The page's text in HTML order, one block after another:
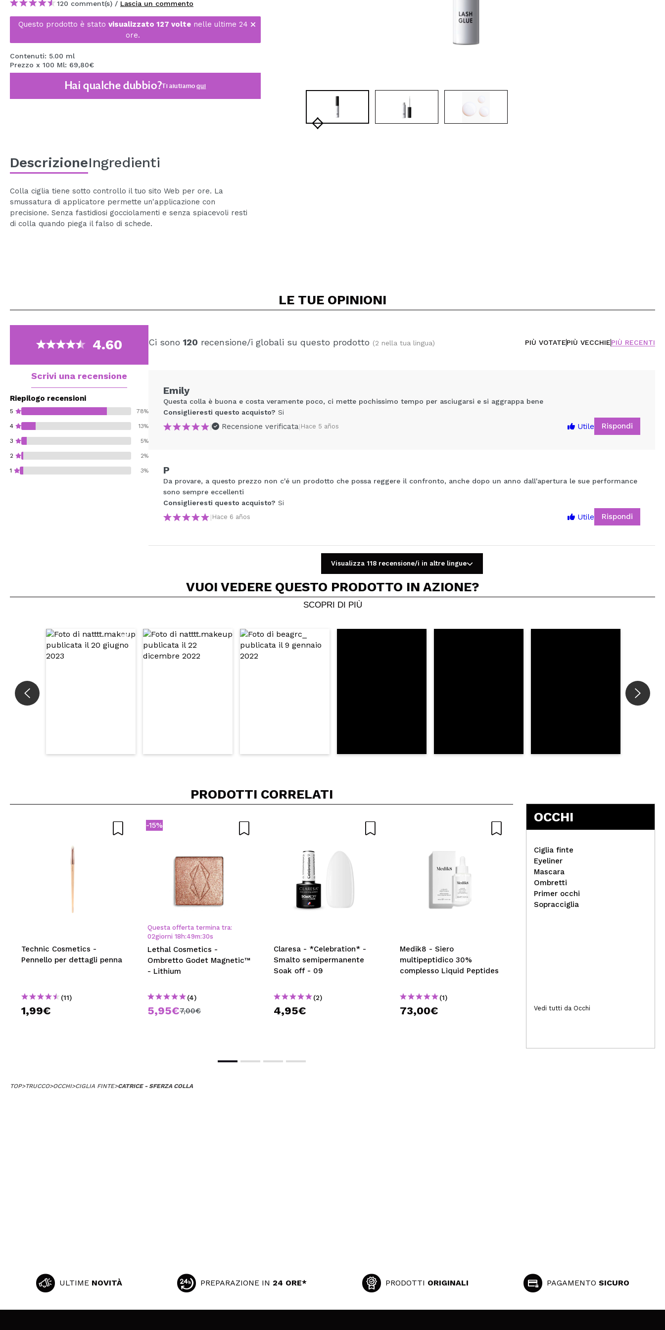
KOREA ZONE
TRAVEL SIZE
NATURE
SPECIALE
PROSSIMAMENTE
CREARE UN ACCOUNT
120 comment(s) / Lascia un commento
Questo prodotto è stato visualizzato 127 voltenelle ultime 24
ore.
Contenuti: 5.00 ml
Prezzo x 100 Ml: 69,80€
Hai qualche dubbio?Ti aiutiamoqui
DescrizioneIngredienti
Colla ciglia tiene sotto controllo il tuo sito Web per ore. La
smussatura di applicatore permette un'applicazione con
precisione. Senza fastidiosi gocciolamenti e senza spiacevoli resti
di colla quando piega il falso di schede.
LE TUE OPINIONI
4.60
Scrivi una recensione
Riepilogo recensioni
5 78%
4 13%
3 5%
2 2%
1 3%
Ci sono 120 recensione/i globali su questo prodotto (2 nella tua lingua) PIÙ VOTATEPIÙ VECCHIEPIÙ RECENTI
Condividi un video o una foto
Emily
Questa colla è buona e costa veramente poco, ci mette pochissimo tempo per asciugarsi e si aggrappa bene
Consiglieresti questo acquisto? Si
|
Recensione verificata| Hace 5 años Utile Rispondi
P
Da provare, a questo prezzo non c'é un prodotto che possa reggere il confronto, anche dopo un anno dall'apertura le sue performance
sono sempre eccellenti
Consiglieresti questo acquisto? Si
| Hace 6 años Utile Rispondi
Visualizza 118 recensione/i in altre lingue
VUOI VEDERE QUESTO PRODOTTO IN AZIONE?
SCOPRI DI PIÙ
PRODOTTI CORRELATI
Technic Cosmetics -
Pennello per dettagli penna
(11)
1,99€
-15%
Questa offerta termina tra:
02giorni 18 h:49m:29s
Lethal Cosmetics -
Ombretto Godet Magnetic™
- Lithium
(4)
5,95€7,00€
Claresa - *Celebration* -
Smalto semipermanente
Soak off - 09
(2)
4,95€
Medik8 - Siero
multipeptidico 30%
complesso Liquid Peptides
(1)
73,00€
essence - Fard in stick
Baby Got Blush - 30: Rosé
3,79€
OCCHI
Ciglia finte
Eyeliner
Mascara
Ombretti
Primer occhi
Sopracciglia
Vedi tutti da Occhi
TOP>TRUCCO>OCCHI>CIGLIA FINTE>CATRICE - SFERZA COLLA
ULTIME NOVITÀ PREPARAZIONE IN 24 ORE* PRODOTTI ORIGINALI PAGAMENTO SICURO